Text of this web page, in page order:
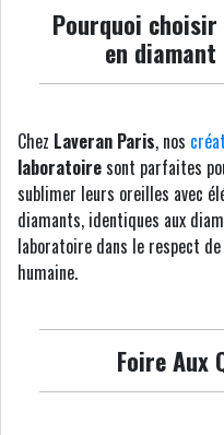
Pourquoi choisir
en
Chez Laveran Paris, nos
laboratoiresont parfaites
sublimer leurs oreilles avec
diamants, identiques aux
laboratoire dans le respect
humaine.
Foire Aux